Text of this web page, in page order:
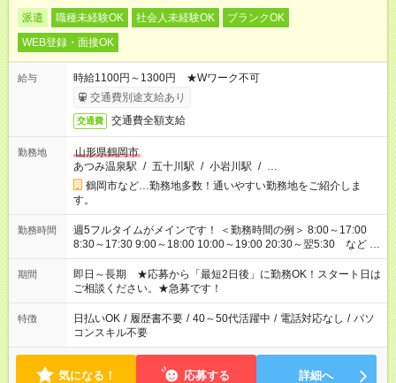
派遣 職種未経験OK 社会人未経験OK
ブランクOK
WEB登録・面接OK
給与
時給1100円～1300円 ★Wワーク不可
交通費別途支給あり
交通費 交通費全額支給
勤務地
山形県鶴岡市
あつみ温泉駅 / 五十川駅 / 小岩川駅 / …
鶴岡市など…勤務地多数！通いやすい勤務地をご紹介しま
す。
勤務時間
週5フルタイムがメインです！ ＜勤務時間の例＞ 8:00～17:00
8:30～17:30 9:00～18:00 10:00～19:00 20:30～翌5:30 など ★
その他にも勤務時間多数！ 日勤のみ、残業なし、交替制など
ご希望を教えてください！
期間
即日～長期 ★応募から「最短2日後」に勤務OK！スタート日は
ご相談ください。★急募です！
特徴 日払いOK / 履歴書不要 / 40～50代活躍中 / 電話対応なし / パソ
コンスキル不要
気になる！ 応募する 詳細へ